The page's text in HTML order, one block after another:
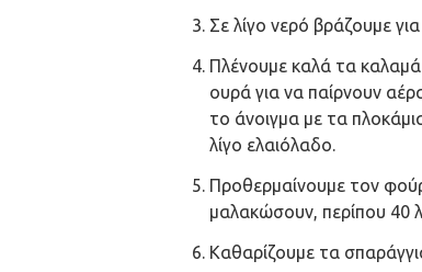
Σε λίγο νερό βράζουμε
Πλένουμε καλά τα
ουρά για να παίρνουν
το άνοιγμα με τα
λίγο ελαιόλαδο.
Προθερμαίνουμε τον
μαλακώσουν, περίπου 40
Καθαρίζουμε τα